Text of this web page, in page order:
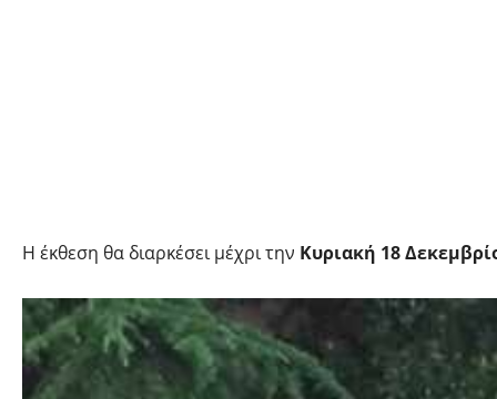
Η έκθεση θα διαρκέσει μέχρι την Κυριακή 18